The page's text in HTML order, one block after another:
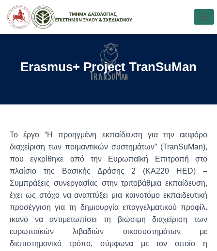
Ε
Ν
Γ
Η
Σ
Η
Σ
Erasmus+ Project TranSuMan
Το έργο “Η προηγμένη εκπαίδευση για την αειφόρο
διαχείριση των ποιμαντικών συστημάτων” (TranSuMan),
που εγκρίθηκε από την Ευρωπαϊκή Επιτροπή στο
πλαίσιο της Βασικής Δράσης 2 (KA220 HED) –
Συμπράξεις συνεργασίας στην τριτοβάθμια εκπαίδευση,
έχει ως στόχο να αναπτύξει μια καινοτόμο εκπαιδευτική
προσέγγιση για τη δημιουργία επαγγελματικού προφίλ.
ικανό να αντιμετωπίσει τη βιώσιμη διαχείριση των
ευρωπαϊκών λιβαδιών οικοσυστημάτων με
διεπιστημονικό τρόπο, σύμφωνα με τον οποίο η